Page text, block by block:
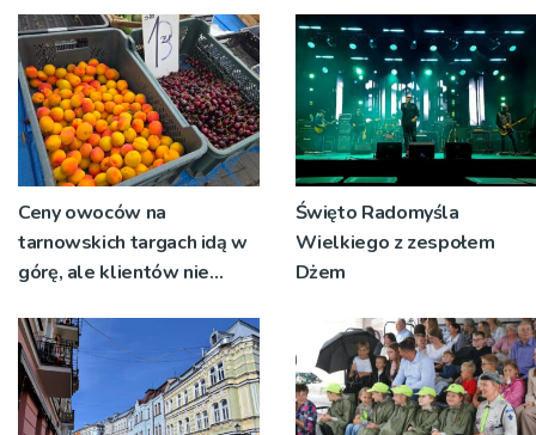
Ceny owoców na
tarnowskich targach idą w
górę, ale klientów nie
Święto Radomyśla
Wielkiego z zespołem
Dżem